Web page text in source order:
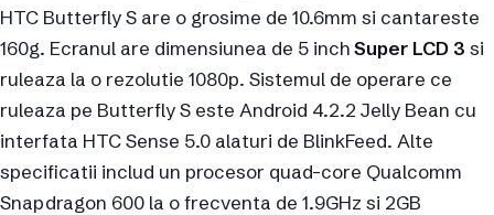
HTC Butterfly S are o grosime de 10.6mm si cantareste
160g. Ecranul are dimensiunea de 5 inchSuper LCD 3 si
ruleaza la o rezolutie 1080p. Sistemul de operare ce
ruleaza pe Butterfly S este Android 4.2.2 Jelly Bean cu
interfata HTC Sense 5.0 alaturi de BlinkFeed. Alte
specificatii includ un procesor quad-core Qualcomm
Snapdragon 600 la o frecventa de 1.9GHz si 2GB